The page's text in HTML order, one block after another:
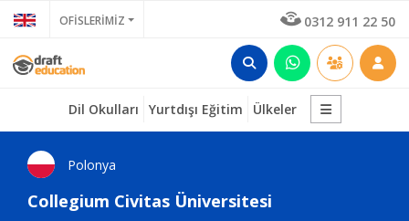
OFİSLERİMİZ 0312 911 22 50
Dil Okulları Yurtdışı Eğitim Ülkeler
Polonya
Collegium Civitas Üniversitesi